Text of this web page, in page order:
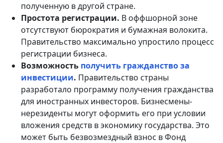
полученную в другой стране.
Простота регистрации. В оффшорной зоне
отсутствуют бюрократия и бумажная волокита.
Правительство максимально упростило процесс
регистрации бизнеса.
Возможность получить гражданство за
инвестиции. Правительство страны
разработало программу получения гражданства
для иностранных инвесторов. Бизнесмены-
нерезиденты могут оформить его при условии
вложения средств в экономику государства. Это
может быть безвозмездный взнос в Фонд